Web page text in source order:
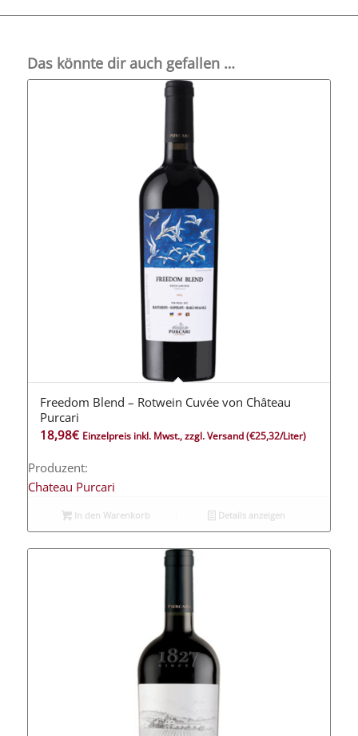
Das könnte dir auch gefallen …
Freedom Blend – Rotwein Cuvée von Château
Purcari
18,98€ Einzelpreis inkl. Mwst., zzgl. Versand(€25,32/Liter)
Produzent:
Chateau Purcari
In den Warenkorb Details anzeigen